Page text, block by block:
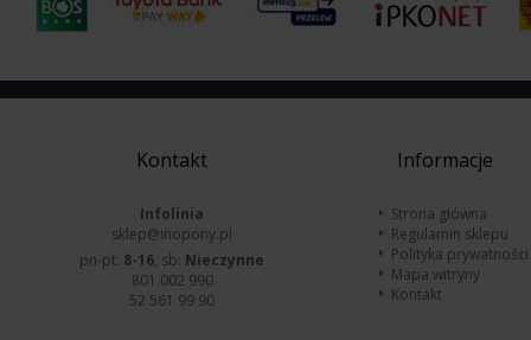
Kontakt
Infolinia
sklep@inopony.pl
pn-pt: 8-16, sb: Nieczynne
801 002 990
52 561 99 90
Informacje
Strona główna
Regulamin sklepu
Polityka prywatności
Mapa witryny
Kontakt